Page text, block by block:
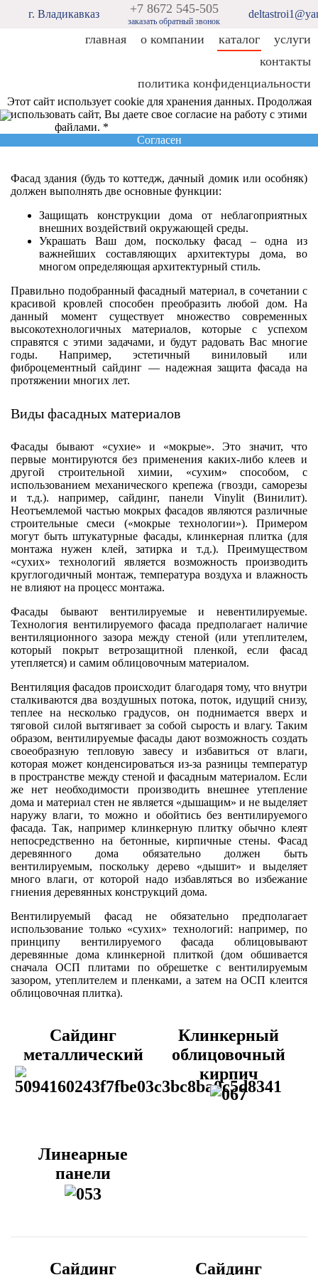
г. Владикавказ +7 8672 545-505
заказать обратный звонок
главная о компании каталог
услуги
контакты
политика конфиденциальности
Этот сайт использует cookie для хранения данных. Продолжая
использовать сайт, Вы даете свое согласие на работу с этими
файлами. *
Согласен
Фасад здания (будь то коттедж, дачный домик или особняк)
должен выполнять две основные функции:
Защищать конструкции дома от неблагоприятных
внешних воздействий окружающей среды.
Украшать Ваш дом, поскольку фасад – одна из
важнейших составляющих архитектуры дома, во
многом определяющая архитектурный стиль.
Правильно подобранный фасадный материал, в сочетании с
красивой кровлей способен преобразить любой дом. На
данный момент существует множество современных
высокотехнологичных материалов, которые с успехом
справятся с этими задачами, и будут радовать Вас многие
годы. Например, эстетичный виниловый или
фиброцементный сайдинг — надежная защита фасада на
протяжении многих лет.
Виды фасадных материалов
Фасады бывают «сухие» и «мокрые». Это значит, что
первые монтируются без применения каких-либо клеев и
другой строительной химии, «сухим» способом, с
использованием механического крепежа (гвозди, саморезы
и т.д.). например, сайдинг, панели Vinylit (Винилит).
Неотъемлемой частью мокрых фасадов являются различные
строительные смеси («мокрые технологии»). Примером
могут быть штукатурные фасады, клинкерная плитка (для
монтажа нужен клей, затирка и т.д.). Преимуществом
«сухих» технологий является возможность производить
круглогодичный монтаж, температура воздуха и влажность
не влияют на процесс монтажа.
Фасады бывают вентилируемые и невентилируемые.
Технология вентилируемого фасада предполагает наличие
вентиляционного зазора между стеной (или утеплителем,
который покрыт ветрозащитной пленкой, если фасад
утепляется) и самим облицовочным материалом.
Вентиляция фасадов происходит благодаря тому, что внутри
сталкиваются два воздушных потока, поток, идущий снизу,
теплее на несколько градусов, он поднимается вверх и
тяговой силой вытягивает за собой сырость и влагу. Таким
образом, вентилируемые фасады дают возможность создать
своеобразную тепловую завесу и избавиться от влаги,
которая может конденсироваться из-за разницы температур
в пространстве между стеной и фасадным материалом. Если
же нет необходимости производить внешнее утепление
дома и материал стен не является «дышащим» и не выделяет
наружу влаги, то можно и обойтись без вентилируемого
фасада. Так, например клинкерную плитку обычно клеят
непосредственно на бетонные, кирпичные стены. Фасад
деревянного дома обязательно должен быть
вентилируемым, поскольку дерево «дышит» и выделяет
много влаги, от которой надо избавляться во избежание
гниения деревянных конструкций дома.
Вентилируемый фасад не обязательно предполагает
использование только «сухих» технологий: например, по
принципу вентилируемого фасада облицовывают
деревянные дома клинкерной плиткой (дом обшивается
сначала ОСП плитами по обрешетке с вентилируемым
зазором, утеплителем и пленками, а затем на ОСП клеится
облицовочная плитка).
Cайдинг
металлический
Клинкерный
облицовочный
кирпич
Линеарные
панели
Сайдинг Сайдинг